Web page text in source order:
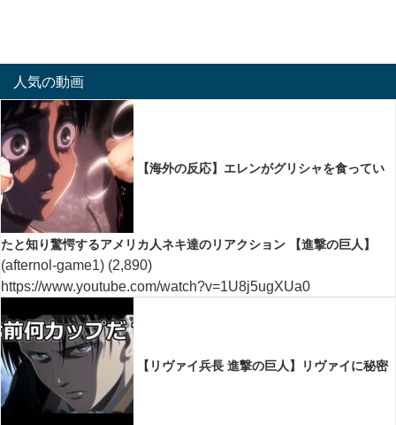
人気の動画
【海外の反応】エレンがグリシャを食ってい
たと知り驚愕するアメリカ人ネキ達のリアクション 【進撃の巨人】
(afternol-game1) (2,890)
https://www.youtube.com/watch?v=1U8j5ugXUa0
【リヴァイ兵長 進撃の巨人】リヴァイに秘密